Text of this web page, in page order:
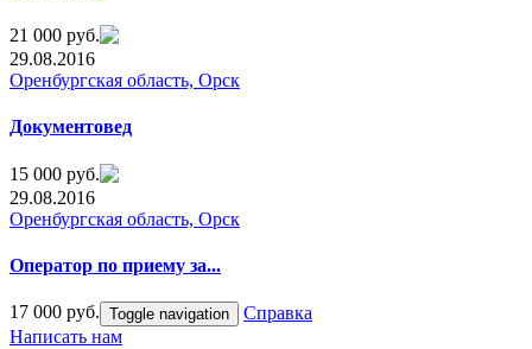
21 000 руб.
29.08.2016
Оренбургская область, Орск
Документовед
15 000 руб.
29.08.2016
Оренбургская область, Орск
Оператор по приему за...
17 000 руб. Toggle navigation
Справка
Написать нам